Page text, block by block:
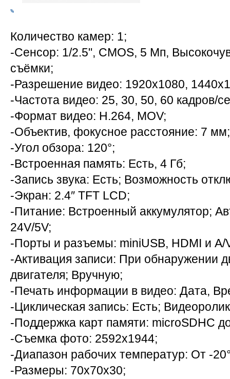
Количество камер: 1;
-Сенсор: 1/2.5", CMOS, 5 Мп,
съёмки;
-Разрешение видео: 1920x1080,
-Частота видео: 25, 30, 50, 60 кадров/
-Формат видео: H.264, MOV;
-Объектив, фокусное расстояние: 7 мм;
-Угол обзора: 120°;
-Встроенная память: Есть, 4 Гб;
-Запись звука: Есть; Возможность
-Экран: 2.4″ TFT LCD;
-Питание: Встроенный аккумулятор;
24V/5V;
-Порты и разъемы: miniUSB, HDMI и A/
-Активация записи: При обнаружении
двигателя; Вручную;
-Печать информации в видео: Дата,
-Циклическая запись: Есть;
-Поддержка карт памяти: microSDHC
-Съемка фото: 2592х1944;
-Диапазон рабочих температур: От -
-Размеры: 70x70x30;